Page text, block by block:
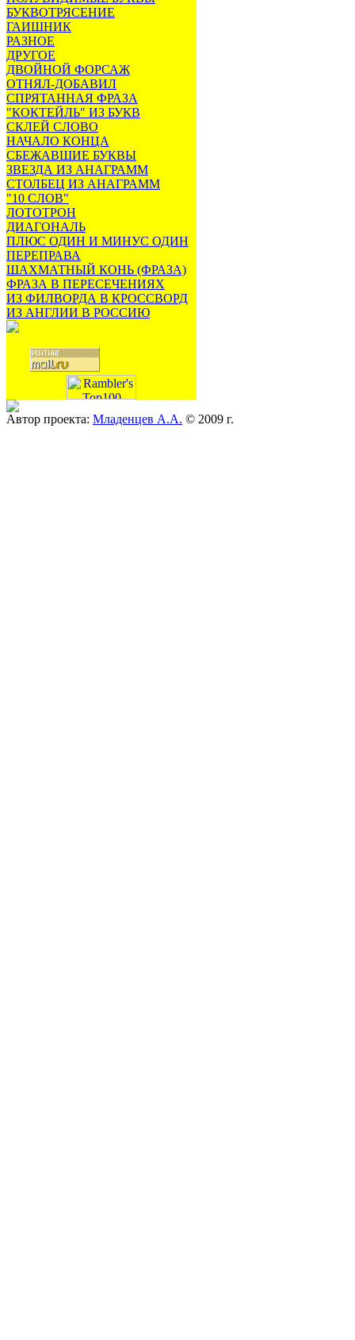
БУКВОТРЯСЕНИЕ
ГАИШНИК
РАЗНОЕ
ДРУГОЕ
ДВОЙНОЙ ФОРСАЖ
ОТНЯЛ-ДОБАВИЛ
СПРЯТАННАЯ ФРАЗА
"КОКТЕЙЛЬ" ИЗ БУКВ
СКЛЕЙ СЛОВО
НАЧАЛО КОНЦА
СБЕЖАВШИЕ БУКВЫ
ЗВЕЗДА ИЗ АНАГРАММ
СТОЛБЕЦ ИЗ АНАГРАММ
"10 СЛОВ"
ЛОТОТРОН
ДИАГОНАЛЬ
ПЛЮС ОДИН И МИНУС ОДИН
ПЕРЕПРАВА
ШАХМАТНЫЙ КОНЬ (ФРАЗА)
ФРАЗА В ПЕРЕСЕЧЕНИЯХ
ИЗ ФИЛВОРДА В КРОССВОРД
ИЗ АНГЛИИ В РОССИЮ
Автор проекта: Младенцев А.А. © 2009 г.